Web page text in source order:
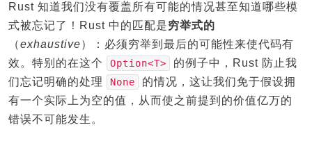
Rust 知道我们没有覆盖所有可能的情况甚至知道哪些模
式被忘记了！Rust 中的匹配是穷举式的
（exhaustive）：必须穷举到最后的可能性来使代码有
效。特别的在这个
Option<T>
的例子中，Rust 防止我
们忘记明确的处理
None
的情况，这让我们免于假设拥
有一个实际上为空的值，从而使之前提到的价值亿万的
错误不可能发生。